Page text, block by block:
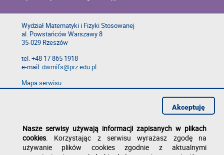
Wydział Matematyki i Fizyki Stosowanej
al. Powstańców Warszawy 8
35-029 Rzeszów
tel. +48 17 865 1918
e-mail:dwmifs@prz.edu.pl
Mapa serwisu
Deklaracja dostępności
Nasze serwisy używają informacji zapisanych w plikach
cookies. Korzystając z serwisu wyrażasz zgodę na
używanie plików cookies zgodnie z aktualnymi
Akceptuję